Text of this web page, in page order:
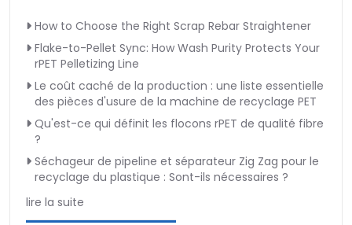
How to Choose the Right Scrap Rebar Straightener
Flake-to-Pellet Sync: How Wash Purity Protects Your
rPET Pelletizing Line
Le coût caché de la production : une liste essentielle
des pièces d'usure de la machine de recyclage PET
Qu'est-ce qui définit les flocons rPET de qualité fibre
?
Séchageur de pipeline et séparateur Zig Zag pour le
recyclage du plastique : Sont-ils nécessaires ?
lire la suite